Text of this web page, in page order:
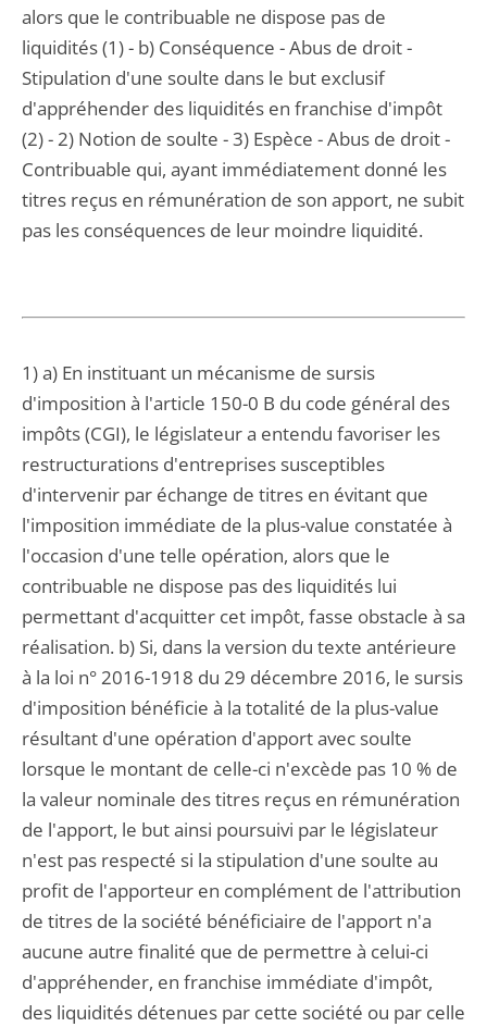
alors que le contribuable ne dispose pas de
liquidités (1) - b) Conséquence - Abus de droit -
Stipulation d'une soulte dans le but exclusif
d'appréhender des liquidités en franchise d'impôt
(2) - 2) Notion de soulte - 3) Espèce - Abus de droit -
Contribuable qui, ayant immédiatement donné les
titres reçus en rémunération de son apport, ne subit
pas les conséquences de leur moindre liquidité.
1) a) En instituant un mécanisme de sursis
d'imposition à l'article 150-0 B du code général des
impôts (CGI), le législateur a entendu favoriser les
restructurations d'entreprises susceptibles
d'intervenir par échange de titres en évitant que
l'imposition immédiate de la plus-value constatée à
l'occasion d'une telle opération, alors que le
contribuable ne dispose pas des liquidités lui
permettant d'acquitter cet impôt, fasse obstacle à sa
réalisation. b) Si, dans la version du texte antérieure
à la loi n° 2016-1918 du 29 décembre 2016, le sursis
d'imposition bénéficie à la totalité de la plus-value
résultant d'une opération d'apport avec soulte
lorsque le montant de celle-ci n'excède pas 10 % de
la valeur nominale des titres reçus en rémunération
de l'apport, le but ainsi poursuivi par le législateur
n'est pas respecté si la stipulation d'une soulte au
profit de l'apporteur en complément de l'attribution
de titres de la société bénéficiaire de l'apport n'a
aucune autre finalité que de permettre à celui-ci
d'appréhender, en franchise immédiate d'impôt,
des liquidités détenues par cette société ou par celle